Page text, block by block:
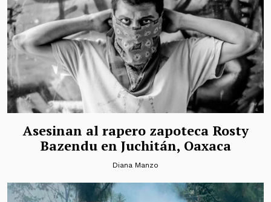
Asesinan al rapero zapoteca Rosty
Bazendu en Juchitán, Oaxaca
Diana Manzo